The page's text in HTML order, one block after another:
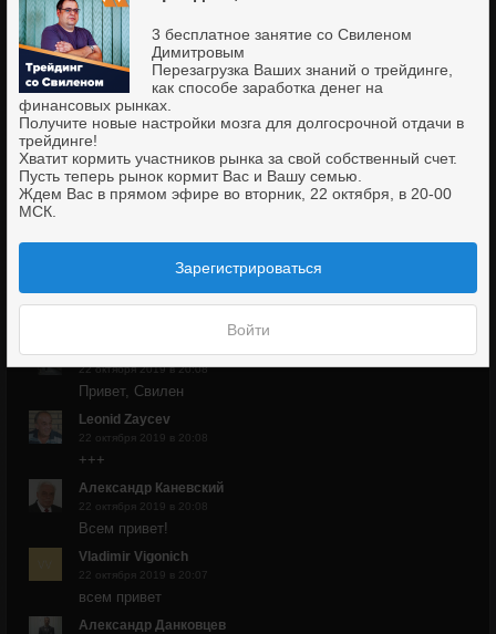
3 бесплатное занятие со Свиленом
Димитровым
Перезагрузка Ваших знаний о трейдинге,
как способе заработка денег на
финансовых рынках.
Получите новые настройки мозга для долгосрочной отдачи в
трейдинге!
Хватит кормить участников рынка за свой собственный счет.
Пусть теперь рынок кормит Вас и Вашу семью.
Ждем Вас в прямом эфире во вторник, 22 октября, в 20-00
МСК.
Зарегистрироваться
Войти
Александр Акшенцев
22 октября 2019 в 20:10
Добрый вечер Свилен
Артур
22 октября 2019 в 20:08
Свилену привет!
Виктор Мальцев
22 октября 2019 в 20:08
Добрый вечер!
Татьяна
22 октября 2019 в 20:08
Привет, Свилен
Leonid Zaycev
22 октября 2019 в 20:08
+++
Александр Каневский
22 октября 2019 в 20:08
Всем привет!
Vladimir Vigonich
22 октября 2019 в 20:07
всем привет
Александр Данковцев